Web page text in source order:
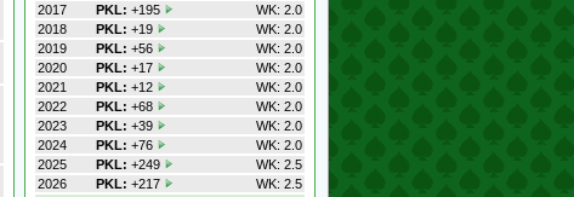
2017
PKL: +195
WK: 2.0
2018
PKL: +19
WK: 2.0
2019
PKL: +56
WK: 2.0
2020
PKL: +17
WK: 2.0
2021
PKL: +12
WK: 2.0
2022
PKL: +68
WK: 2.0
2023
PKL: +39
WK: 2.0
2024
PKL: +76
WK: 2.0
2025
PKL: +249
WK: 2.5
2026
PKL: +217 WK: 2.5